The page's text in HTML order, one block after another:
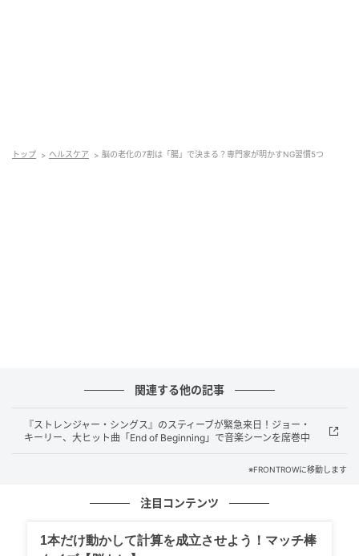
されている。
ギーと一緒に集中力も奪う。
こうした食後の強い眠気は消化器系への負荷のサイン
であることが多く、放置しつづけることが腸と脳の両
腸内の善玉菌を増やすには、食物繊維・発酵食品・多
様な植物性食品の3本柱が重要だ。食物繊維が豊富なプ
トップ ヘルスケア 脳の老化の7割は「腸」で決まる？専門家が明かすNG習慣5つ
関連する他の記事
『ストレンジャー・シングス』のスティーブが緊急来日！ジョー・
キーリー、大ヒット曲「End of Beginning」で音楽シーンを席巻中
※FRONTROWに移動します
注目コンテンツ
1本だけ動かして計算を成立させよう！マッチ棒